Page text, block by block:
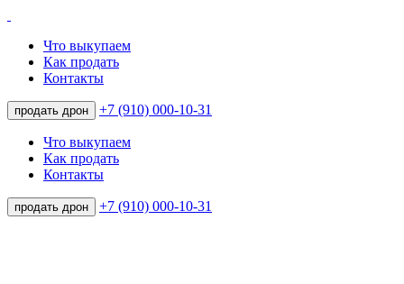
Что выкупаем
Как продать
Контакты
продать дрон +7 (910) 000-10-31
Что выкупаем
Как продать
Контакты
продать дрон +7 (910) 000-10-31